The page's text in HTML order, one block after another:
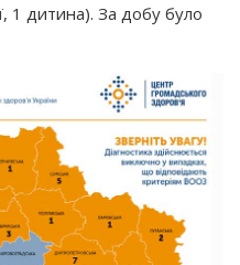
1 дитина). За добу було